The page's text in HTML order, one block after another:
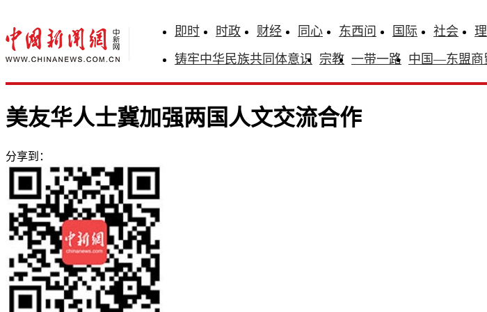
即时 时政 财经 同心 东西问 国际 社会
铸牢中华民族共同体意识 宗教 一带一路 中国—东盟商
美友华人士冀加强两国人文交流合作
分享到：